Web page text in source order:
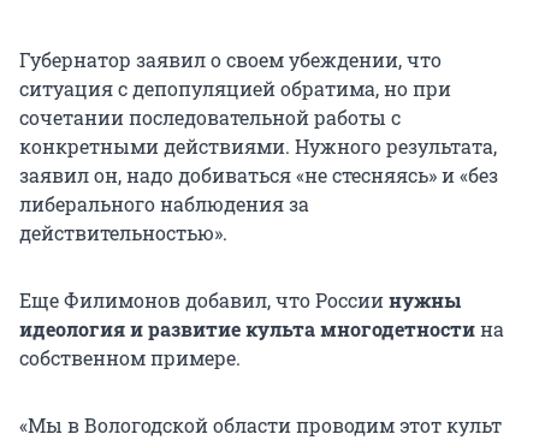
Губернатор заявил о своем убеждении, что
ситуация с депопуляцией обратима, но при
сочетании последовательной работы с
конкретными действиями. Нужного результата,
заявил он, надо добиваться «не стесняясь» и «без
либерального наблюдения за
действительностью».
Еще Филимонов добавил, что Россиинужны
идеология и развитие культа многодетностина
собственном примере.
«Мы в Вологодской области проводим этот культ